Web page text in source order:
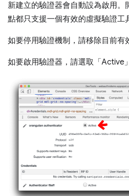
新建立的驗證器會自動設為啟用。
點都只支援一個有效的虛擬驗證工
如要停用驗證機制，請移除目前有
如要啟用驗證器，請選取「Active」